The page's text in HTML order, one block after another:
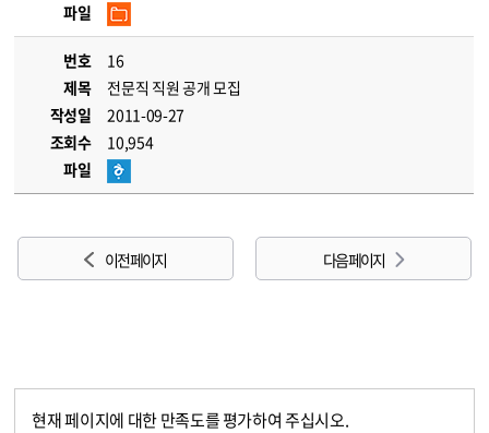
파일
번호
16
제목
전문직 직원 공개 모집
작성일
2011-09-27
조회수
10,954
파일
이전 페이지 다음 페이지
현재 페이지에 대한 만족도를 평가하여 주십시오.